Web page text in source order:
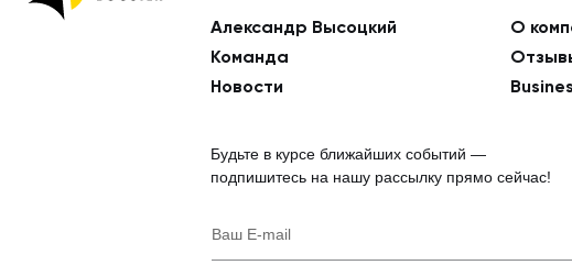
Footer
navigation
Александр Высоцкий
О
Команда
Новости
Будьте в курсе ближайших событий —
подпишитесь на нашу рассылку прямо сейчас!